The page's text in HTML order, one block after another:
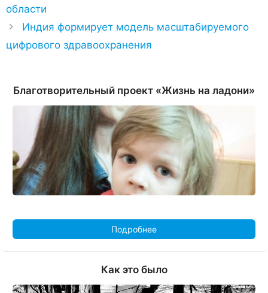
области
Индия формирует модель масштабируемого
цифрового здравоохранения
Благотворительный проект «Жизнь на ладони»
Подробнее
Как это было